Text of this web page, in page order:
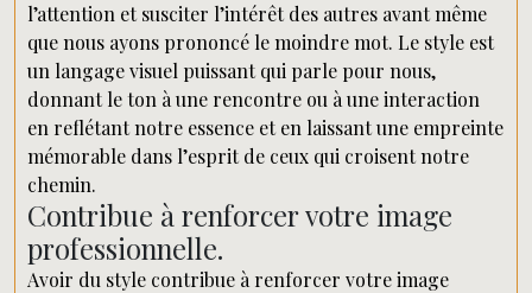
l’attention et susciter l’intérêt des autres avant même
que nous ayons prononcé le moindre mot. Le style est
un langage visuel puissant qui parle pour nous,
donnant le ton à une rencontre ou à une interaction
en reflétant notre essence et en laissant une empreinte
mémorable dans l’esprit de ceux qui croisent notre
chemin.
Contribue à renforcer votre image
professionnelle.
Avoir du style contribue à renforcer votre image